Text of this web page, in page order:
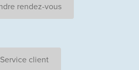
rendez-vous
Service client